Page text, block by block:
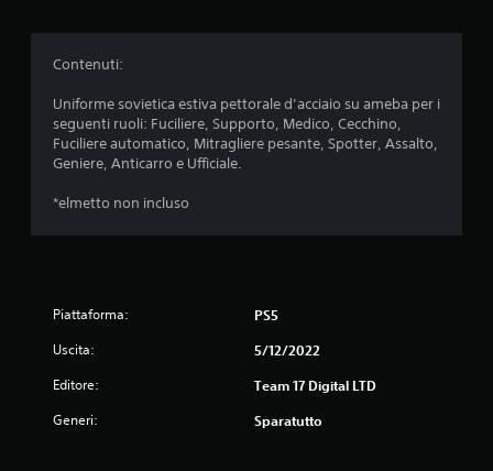
i
n
Contenuti:
Uniforme sovietica estiva pettorale d’acciaio su ameba per i
seguenti ruoli: Fuciliere, Supporto, Medico, Cecchino,
Fuciliere automatico, Mitragliere pesante, Spotter, Assalto,
Geniere, Anticarro e Ufficiale.
*elmetto non incluso
Piattaforma: PS5
Uscita: 5/12/2022
Editore: Team 17 Digital LTD
Generi: Sparatutto